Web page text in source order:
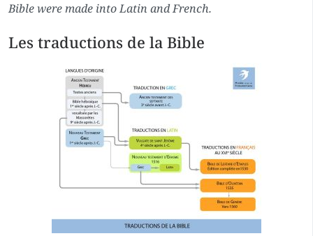
Bible were made into Latin and French.
Les traductions de la Bible